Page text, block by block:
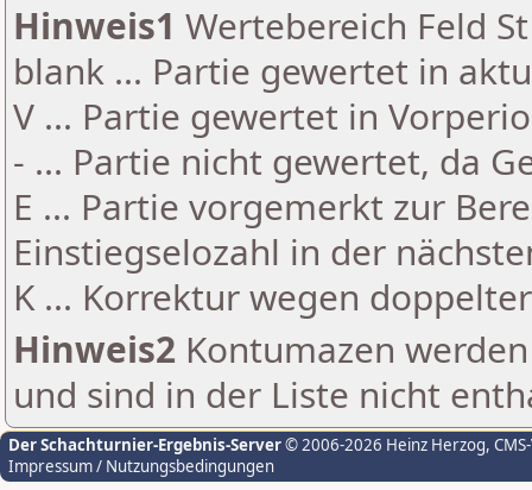
Hinweis1 Wertebereich Feld
blank ... Partie gewertet in
V ... Partie gewertet in
- ... Partie nicht gewertet, da
E ... Partie vorgemerkt zur
Einstiegselozahl in der
K ... Korrektur wegen
Hinweis2 Kontumazen
und sind in der Liste nicht
Der Schachturnier-Ergebnis-Server© 2006-2026 Heinz Herzog,
Impressum / Nutzungsbedingungen